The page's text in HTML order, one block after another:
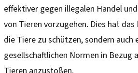
effektiver gegen illegalen Handel
von Tieren vorzugehen. Dies hat
die Tiere zu schützen, sondern auch
gesellschaftlichen Normen in Bezug